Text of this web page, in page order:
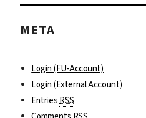
META
Login (FU-Account)
Login (External Account)
EntriesRSS